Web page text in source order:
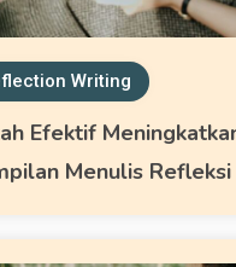
Writing
Efektif
Menulis Refleksi